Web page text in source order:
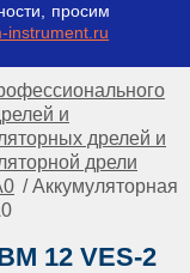
просим
instrument.ru
и
дрелей и
дрели
/ Аккумуляторная
12 VES-2